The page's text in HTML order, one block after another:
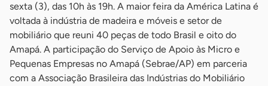
sexta (3), das 10h às 19h. A maior feira da América Latina é
voltada à indústria de madeira e móveis e setor de
mobiliário que reuni 40 peças de todo Brasil e oito do
Amapá. A participação do Serviço de Apoio às Micro e
Pequenas Empresas no Amapá (Sebrae/AP) em parceria
com a Associação Brasileira das Indústrias do Mobiliário